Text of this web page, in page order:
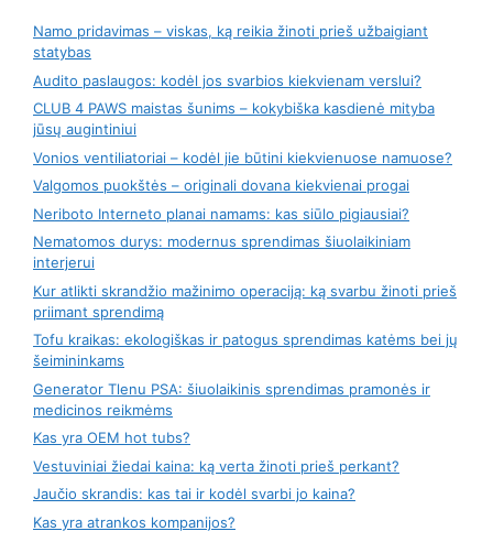
Namo pridavimas – viskas, ką reikia žinoti prieš užbaigiant
statybas
Audito paslaugos: kodėl jos svarbios kiekvienam verslui?
CLUB 4 PAWS maistas šunims – kokybiška kasdienė mityba
jūsų augintiniui
Vonios ventiliatoriai – kodėl jie būtini kiekvienuose namuose?
Valgomos puokštės – originali dovana kiekvienai progai
Neriboto Interneto planai namams: kas siūlo pigiausiai?
Nematomos durys: modernus sprendimas šiuolaikiniam
interjerui
Kur atlikti skrandžio mažinimo operaciją: ką svarbu žinoti prieš
priimant sprendimą
Tofu kraikas: ekologiškas ir patogus sprendimas katėms bei jų
šeimininkams
Generator Tlenu PSA: šiuolaikinis sprendimas pramonės ir
medicinos reikmėms
Kas yra OEM hot tubs?
Vestuviniai žiedai kaina: ką verta žinoti prieš perkant?
Jaučio skrandis: kas tai ir kodėl svarbi jo kaina?
Kas yra atrankos kompanijos?